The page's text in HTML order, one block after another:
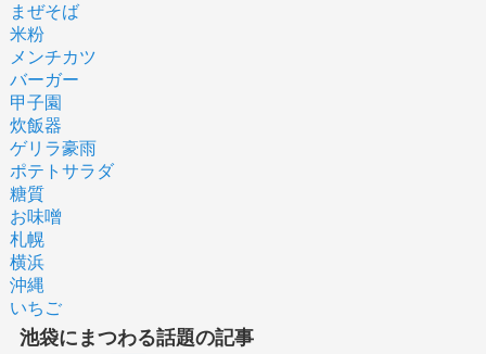
まぜそば
米粉
メンチカツ
バーガー
甲子園
炊飯器
ゲリラ豪雨
ポテトサラダ
糖質
お味噌
札幌
横浜
沖縄
いちご
池袋にまつわる話題の記事